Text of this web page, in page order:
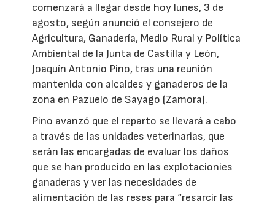
comenzará a llegar desde hoy lunes, 3 de
agosto, según anunció el consejero de
Agricultura, Ganadería, Medio Rural y Política
Ambiental de la Junta de Castilla y León,
Joaquín Antonio Pino, tras una reunión
mantenida con alcaldes y ganaderos de la
zona en Pazuelo de Sayago (Zamora).
Pino avanzó que el reparto se llevará a cabo
a través de las unidades veterinarias, que
serán las encargadas de evaluar los daños
que se han producido en las explotacionies
ganaderas y ver las necesidades de
alimentación de las reses para “resarcir las